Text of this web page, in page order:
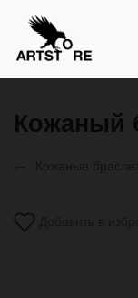
Кожаный